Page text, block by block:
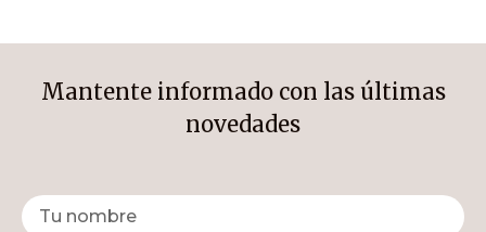
Mantente informado con las últimas
novedades